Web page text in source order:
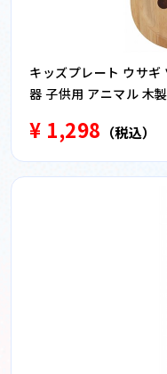
キッズプレート ウサ
器 子供用 アニマル 木
¥ 1,298 （税込）